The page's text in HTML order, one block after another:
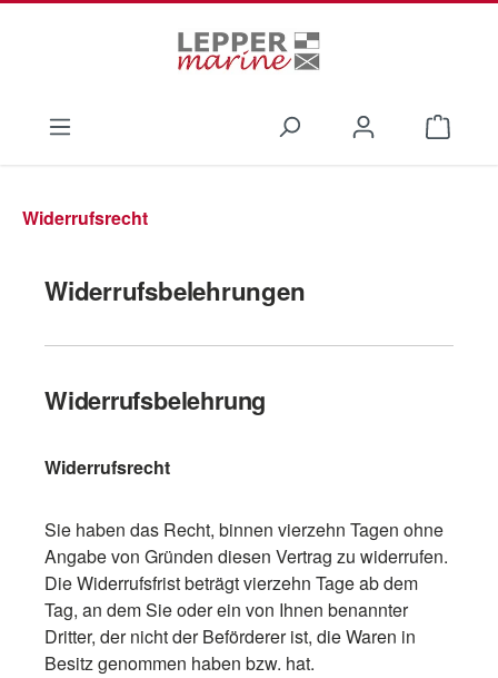
Widerrufsrecht
Widerrufsbelehrungen
Widerrufsbelehrung
Widerrufsrecht
Sie haben das Recht, binnen vierzehn Tagen ohne
Angabe von Gründen diesen Vertrag zu widerrufen.
Die Widerrufsfrist beträgt vierzehn Tage ab dem
Tag, an dem Sie oder ein von Ihnen benannter
Dritter, der nicht der Beförderer ist, die Waren in
Besitz genommen haben bzw. hat.